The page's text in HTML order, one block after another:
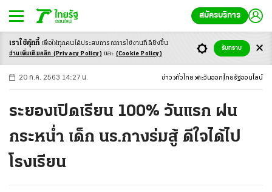
สมัครบริการ
-ก ก ก+
20 ก.ค. 2563 14:27 น. ข่าว ทั่วไทย ตะวันออก ไทยรัฐออนไลน์
ระยองเปิดเรียน 100% วันแรก ฝน
กระหน่ำ เด็ก นร.กางร่มสู้ ดีใจได้ไป
โรงเรียน
เราใช้คุ้กกี้ เพื่อให้ทุกคนได้ประสบการณ์การใช้งานที่ดียิ่งขึ้น
อ่านเพิ่มเติมคลิก (Privacy Policy) และ (Cookie Policy)
รับทราบ